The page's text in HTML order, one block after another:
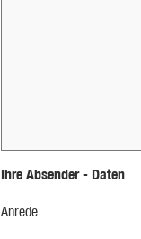
Ihre Absender - Daten
Anrede